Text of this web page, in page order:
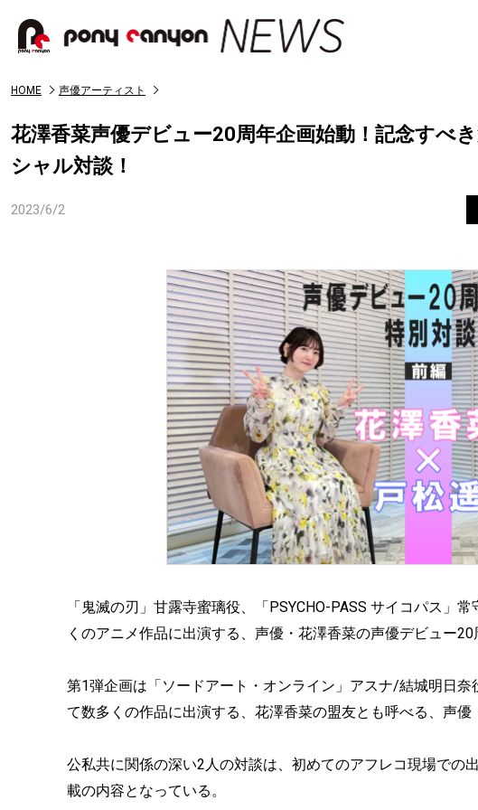
HOME 声優アーティスト
花澤香菜声優デビュー20周年企画始動！記念すべ
シャル対談！
2023/6/2
「鬼滅の刃」甘露寺蜜璃役、「PSYCHO-PASS サイコパス」
くのアニメ作品に出演する、声優・花澤香菜の声優デビュー20
第1弾企画は「ソードアート・オンライン」アスナ/結城明日
て数多くの作品に出演する、花澤香菜の盟友とも呼べる、声優
公私共に関係の深い2人の対談は、初めてのアフレコ現場での
載の内容となっている。